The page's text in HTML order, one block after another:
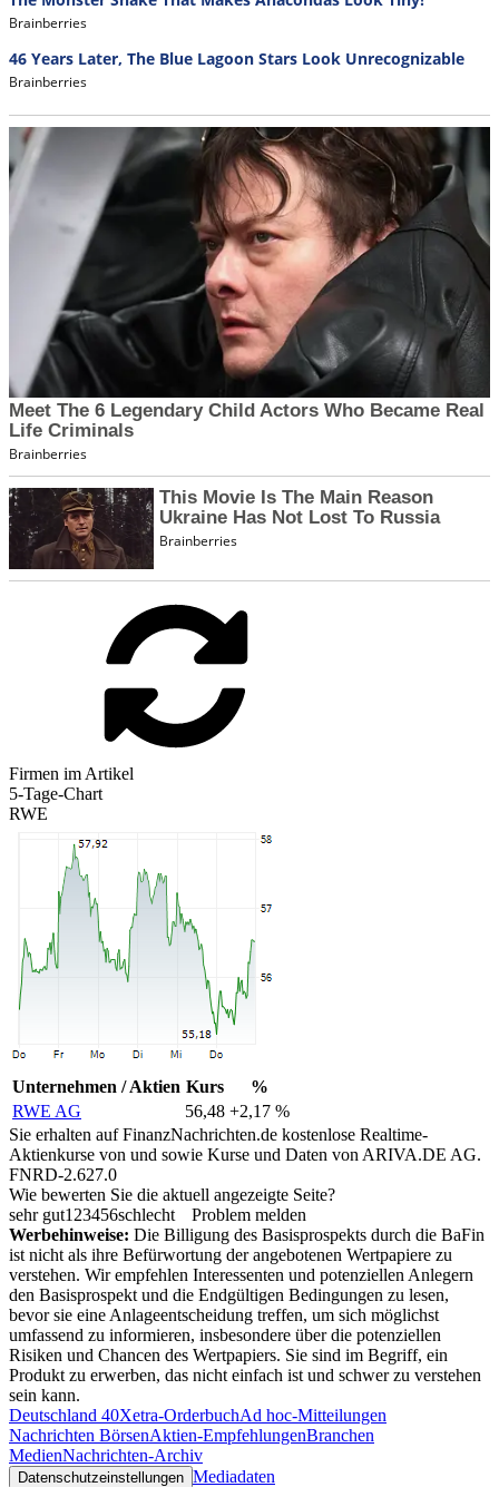
Firmen im Artikel
5-Tage-Chart
RWE
Unternehmen / Aktien Kurs
%
RWE AG
56,48 +2,17 %
Sie erhalten auf FinanzNachrichten.de kostenlose Realtime-
Aktienkurse von und sowie Kurse und Daten von ARIVA.DE AG.
FNRD-2.627.0
Wie bewerten Sie die aktuell angezeigte Seite?
sehr gut1 23456schlecht
Problem melden
Werbehinweise: Die Billigung des Basisprospekts durch die BaFin
ist nicht als ihre Befürwortung der angebotenen Wertpapiere zu
verstehen. Wir empfehlen Interessenten und potenziellen Anlegern
den Basisprospekt und die Endgültigen Bedingungen zu lesen,
bevor sie eine Anlageentscheidung treffen, um sich möglichst
umfassend zu informieren, insbesondere über die potenziellen
Risiken und Chancen des Wertpapiers. Sie sind im Begriff, ein
Produkt zu erwerben, das nicht einfach ist und schwer zu verstehen
sein kann.
Deutschland 40Xetra-OrderbuchAd hoc-Mitteilungen
Nachrichten BörsenAktien-EmpfehlungenBranchen
MedienNachrichten-Archiv
Datenschutzeinstellungen Mediadaten